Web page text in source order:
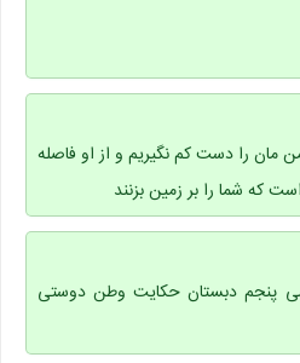
مان را دست کم نگیریم و از او فاصله
که شما را بر زمین بزنند
پنجم دبستان حکایت وطن دوستی